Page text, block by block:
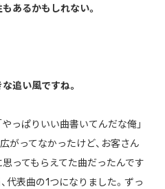
あるかもしれない。
追い風ですね。
やっぱりいい曲書いてんだな俺」
がってなかったけど、お客さん
ってもらえてた曲だったんです
代表曲の1つになりました。ずっ